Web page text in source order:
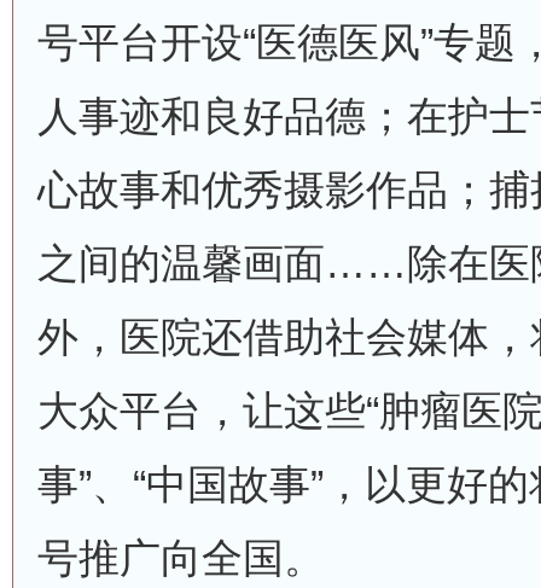
号平台开设“医德医风”专题
人事迹和良好品德；在护
心故事和优秀摄影作品；
之间的温馨画面……除在医
外，医院还借助社会媒体
大众平台，让这些“肿瘤医
事”、“中国故事”，以更好
号推广向全国。